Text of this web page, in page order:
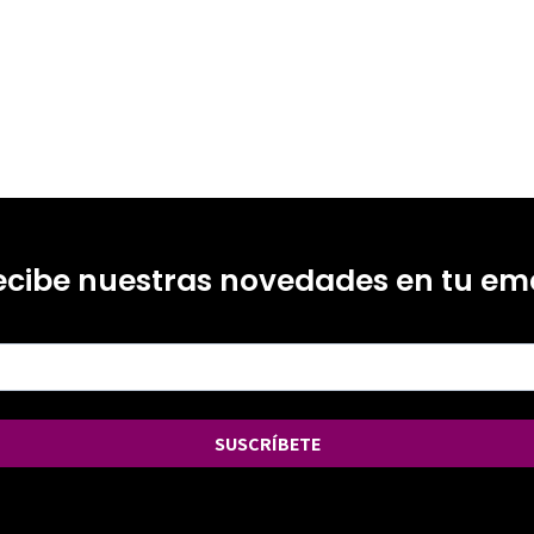
nuestras novedades en tu
SUSCRÍBETE